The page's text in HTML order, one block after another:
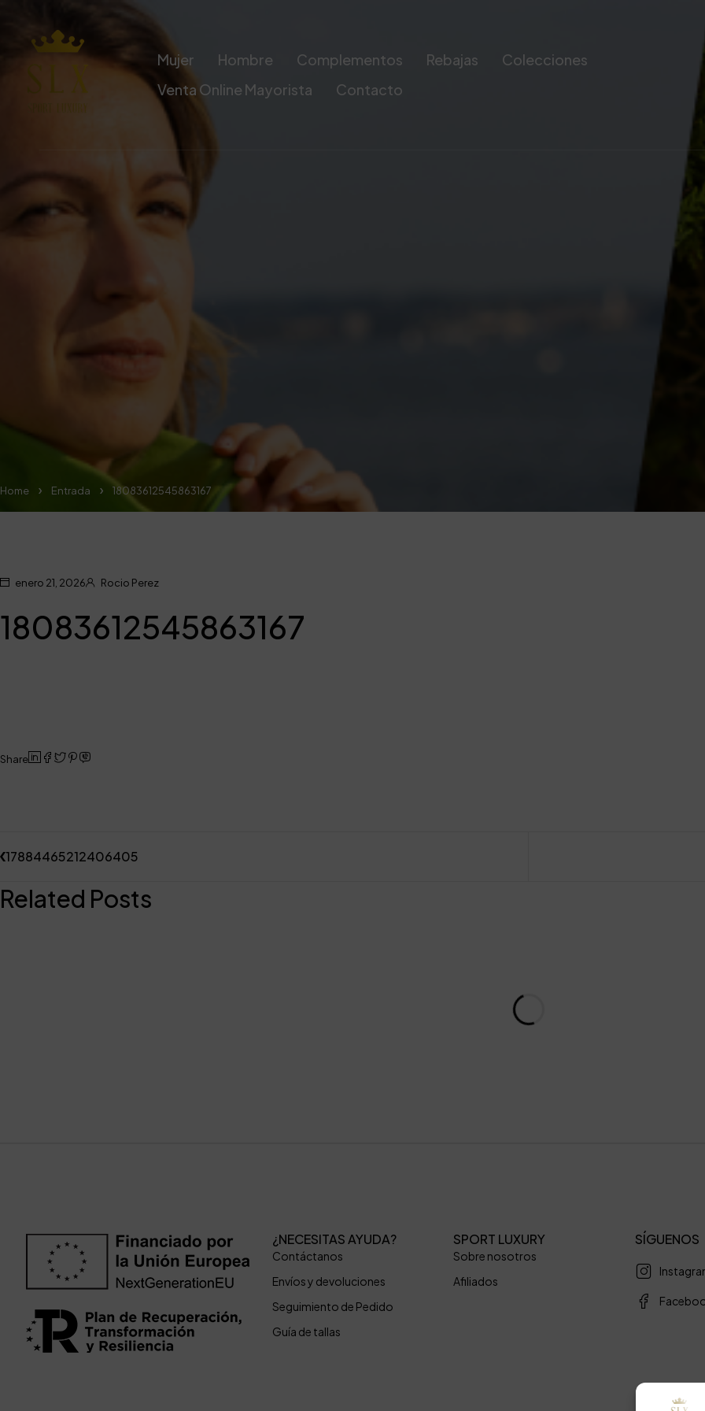
Mujer Hombre Complementos Rebajas
Colecciones
Venta Online Mayorista
Contacto
Home Entrada 18083612545863167
enero 21, 2026 Rocio Perez
18083612545863167
Share
17884465212406405
Related Posts
¿NECESITAS AYUDA?
Contáctanos
Envíos y devoluciones
Seguimiento de Pedido
Guía de tallas
SPORT LUXURY
Sobre nosotros
Afiliados
SÍGUENOS